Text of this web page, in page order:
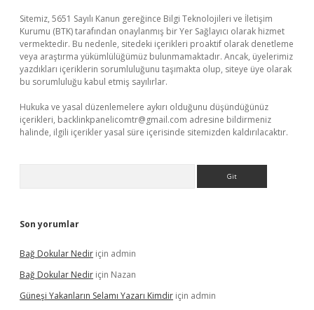
Sitemiz, 5651 Sayılı Kanun gereğince Bilgi Teknolojileri ve İletişim
Kurumu (BTK) tarafından onaylanmış bir Yer Sağlayıcı olarak hizmet
vermektedir. Bu nedenle, sitedeki içerikleri proaktif olarak denetleme
veya araştırma yükümlülüğümüz bulunmamaktadır. Ancak, üyelerimiz
yazdıkları içeriklerin sorumluluğunu taşımakta olup, siteye üye olarak
bu sorumluluğu kabul etmiş sayılırlar.
Hukuka ve yasal düzenlemelere aykırı olduğunu düşündüğünüz
içerikleri, backlinkpanelicomtr@gmail.com adresine bildirmeniz
halinde, ilgili içerikler yasal süre içerisinde sitemizden kaldırılacaktır.
Son yorumlar
Bağ Dokular Nedir için admin
Bağ Dokular Nedir için Nazan
Güneşi Yakanların Selamı Yazarı Kimdir için admin